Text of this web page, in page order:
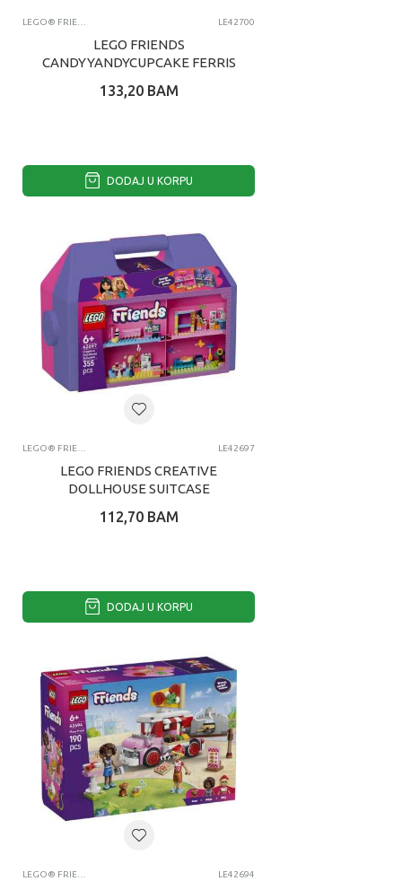
LEGO® FRIENDS LE42700
LEGO FRIENDS
CANDYYANDYCUPCAKE FERRIS
133,20 BAM
DODAJ U KORPU
LEGO® FRIENDS LE42697
LEGO FRIENDS CREATIVE
DOLLHOUSE SUITCASE
112,70 BAM
DODAJ U KORPU
LEGO® FRIENDS LE42694